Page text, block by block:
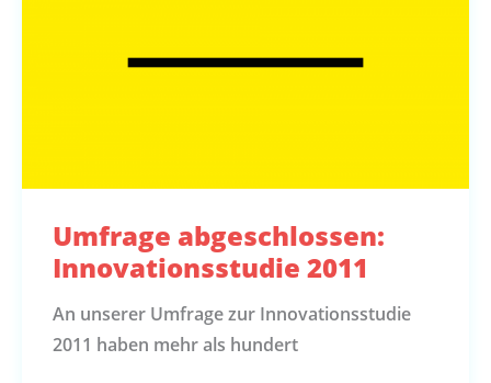
Umfrage abgeschlossen:
Innovationsstudie 2011
An unserer Umfrage zur Innovationsstudie
2011 haben mehr als hundert